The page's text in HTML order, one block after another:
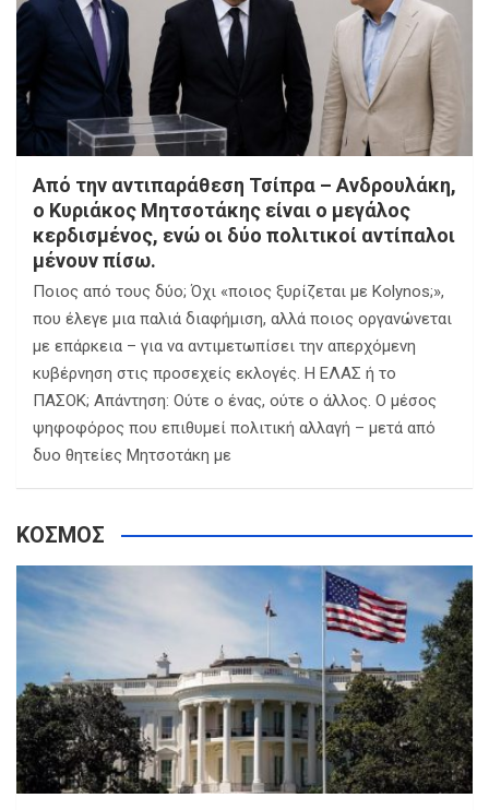
Από την αντιπαράθεση Τσίπρα – Ανδρουλάκη,
ο Κυριάκος Μητσοτάκης είναι ο μεγάλος
κερδισμένος, ενώ οι δύο πολιτικοί αντίπαλοι
μένουν πίσω.
Ποιος από τους δύο; Όχι «ποιος ξυρίζεται με Kolynos;»,
που έλεγε μια παλιά διαφήμιση, αλλά ποιος οργανώνεται
με επάρκεια – για να αντιμετωπίσει την απερχόμενη
κυβέρνηση στις προσεχείς εκλογές. Η ΕΛΑΣ ή το
ΠΑΣΟΚ; Απάντηση: Ούτε ο ένας, ούτε ο άλλος. Ο μέσος
ψηφοφόρος που επιθυμεί πολιτική αλλαγή – μετά από
δυο θητείες Μητσοτάκη με
ΚΟΣΜΟΣ